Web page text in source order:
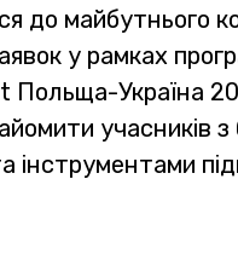
до майбутнього
у рамках
Польща-Україна
учасників
інструментами